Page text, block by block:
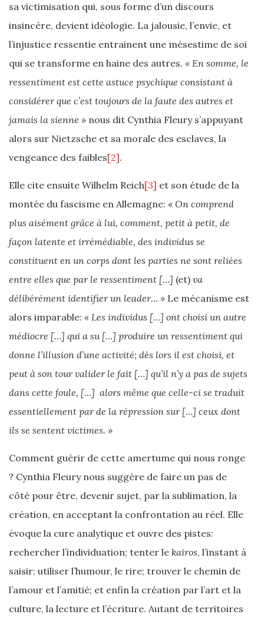
sa victimisation qui, sous forme d’un discours
insincère, devient idéologie. La jalousie, l’envie, et
l’injustice ressentie entrainent une mésestime de soi
qui se transforme en haine des autres. « En somme, le
ressentiment est cette astuce psychique consistant à
considérer que c’est toujours de la faute des autres et
jamais la sienne » nous dit Cynthia Fleury s’appuyant
alors sur Nietzsche et sa morale des esclaves, la
vengeance des faibles[2].
Elle cite ensuite Wilhelm Reich[3] et son étude de la
montée du fascisme en Allemagne: « On comprend
plus aisément grâce à lui, comment, petit à petit, de
façon latente et irrémédiable, des individus se
constituent en un corps dont les parties ne sont reliées
entre elles que par le ressentiment […] (et) va
délibérément identifier un leader… » Le mécanisme est
alors imparable: « Les individus […] ont choisi un autre
médiocre […] qui a su […] produire un ressentiment qui
donne l’illusion d’une activité; dès lors il est choisi, et
peut à son tour valider le fait […] qu’il n’y a pas de sujets
dans cette foule, […] alors même que celle-ci se traduit
essentiellement par de la répression sur […] ceux dont
ils se sentent victimes. »
Comment guérir de cette amertume qui nous ronge
? Cynthia Fleury nous suggère de faire un pas de
côté pour être, devenir sujet, par la sublimation, la
création, en acceptant la confrontation au réel. Elle
évoque la cure analytique et ouvre des pistes:
rechercher l’individuation; tenter le kairos, l’instant à
saisir; utiliser l’humour, le rire; trouver le chemin de
l’amour et l’amitié; et enfin la création par l’art et la
culture, la lecture et l’écriture. Autant de territoires